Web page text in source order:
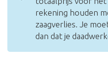
rekening houden
zaagverlies. Je
dan dat je